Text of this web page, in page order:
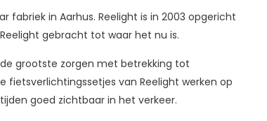
fabriek in Aarhus. Reelight is in 2003 opgericht
gebracht tot waar het nu is.
grootste zorgen met betrekking tot
van Reelight werken op
goed zichtbaar in het verkeer.